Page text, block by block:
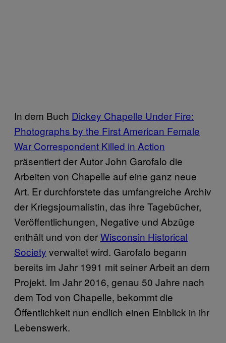
In dem Buch Dickey Chapelle Under Fire:
Photographs by the First American Female
War Correspondent Killed in Action
präsentiert der Autor John Garofalo die
Arbeiten von Chapelle auf eine ganz neue
Art. Er durchforstete das umfangreiche Archiv
der Kriegsjournalistin, das ihre Tagebücher,
Veröffentlichungen, Negative und Abzüge
enthält und von derWisconsin Historical
Society verwaltet wird. Garofalo begann
bereits im Jahr 1991 mit seiner Arbeit an dem
Projekt. Im Jahr 2016, genau 50 Jahre nach
dem Tod von Chapelle, bekommt die
Öffentlichkeit nun endlich einen Einblick in ihr
Lebenswerk.